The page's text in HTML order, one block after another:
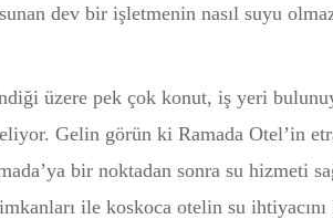
dev bir işletmenin nasıl suyu
üzere pek çok konut, iş yeri
Gelin görün ki Ramada Otel’in
bir noktadan sonra su hizmeti
ile koskoca otelin su ihtiyacını